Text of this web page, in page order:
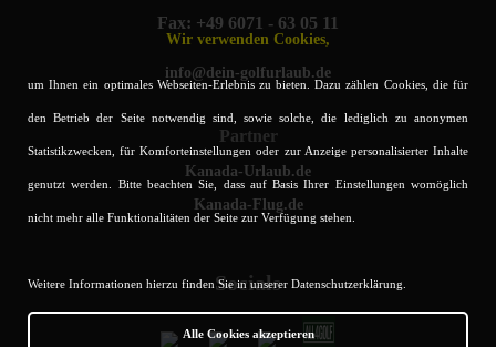
Fax: +49 6071 - 63 05 11
info@dein-golfurlaub.de
Partner
Kanada-Urlaub.de
Kanada-Flug.de
Socials
Wir verwenden Cookies,
um Ihnen ein optimales Webseiten-Erlebnis zu bieten. Dazu zählen Cookies, die für
den Betrieb der Seite notwendig sind, sowie solche, die lediglich zu anonymen
Statistikzwecken, für Komforteinstellungen oder zur Anzeige personalisierter Inhalte
genutzt werden. Bitte beachten Sie, dass auf Basis Ihrer Einstellungen womöglich
nicht mehr alle Funktionalitäten der Seite zur Verfügung stehen.
Weitere Informationen hierzu finden Sie in unserer Datenschutzerklärung.
Alle Cookies akzeptieren